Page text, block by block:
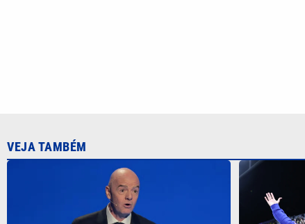
presidente da Fifa e mantém ameaça
de boicote à Copa do Mundo